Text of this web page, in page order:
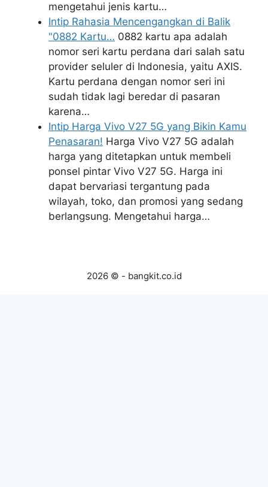
mengetahui jenis kartu…
Intip Rahasia Mencengangkan di Balik
"0882 Kartu… 0882 kartu apa adalah
nomor seri kartu perdana dari salah satu
provider seluler di Indonesia, yaitu AXIS.
Kartu perdana dengan nomor seri ini
sudah tidak lagi beredar di pasaran
karena…
Intip Harga Vivo V27 5G yang Bikin Kamu
Penasaran! Harga Vivo V27 5G adalah
harga yang ditetapkan untuk membeli
ponsel pintar Vivo V27 5G. Harga ini
dapat bervariasi tergantung pada
wilayah, toko, dan promosi yang sedang
berlangsung. Mengetahui harga…
2026 © - bangkit.co.id